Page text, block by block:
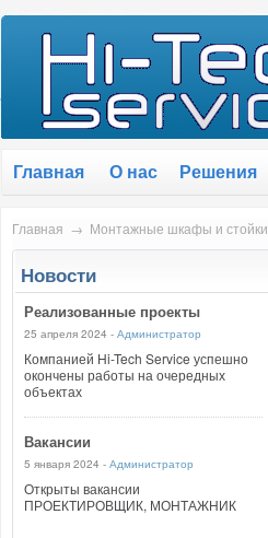
Главная О нас Решения
Главная → Монтажные шкафы и стойки
Новости
Реализованные проекты
25 апреля 2024 - Администратор
Компанией Hi-Tech Service успешно
окончены работы на очередных
объектах
Вакансии
5 января 2024 - Администратор
Открыты вакансии
ПРОЕКТИРОВЩИК, МОНТАЖНИК